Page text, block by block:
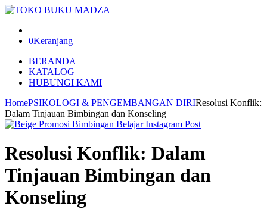
0Keranjang
BERANDA
KATALOG
HUBUNGI KAMI
HomePSIKOLOGI & PENGEMBANGAN DIRIResolusi Konflik:
Dalam Tinjauan Bimbingan dan Konseling
Resolusi Konflik: Dalam
Tinjauan Bimbingan dan
Konseling